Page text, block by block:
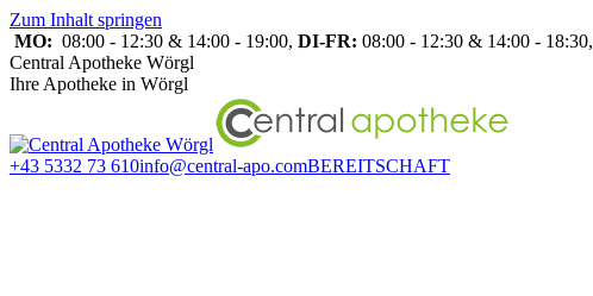
Zum Inhalt springen
MO: 08:00 - 12:30 & 14:00 - 19:00, DI-FR: 08:00 - 12:30 & 14:00 - 18:30,
Central Apotheke Wörgl
Ihre Apotheke in Wörgl
+43 5332 73 610info@central-apo.comBEREITSCHAFT